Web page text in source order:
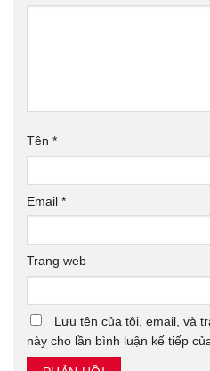
Tên *
Email *
Trang web
Lưu tên của tôi, email, và
này cho lần bình luận kế tiếp